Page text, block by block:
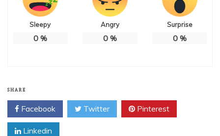
Sleepy
0%
Angry
0%
Surprise
0%
SHARE
Facebook Twitter Pinterest
Linkedin